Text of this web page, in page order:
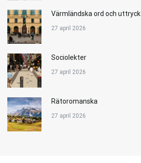
Värmländska ord och uttryck
27 april 2026
Sociolekter
27 april 2026
Rätoromanska
27 april 2026